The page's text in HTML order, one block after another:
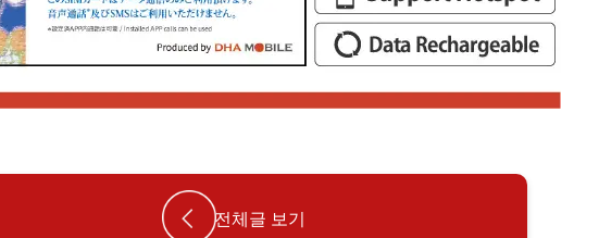
전체글 보기